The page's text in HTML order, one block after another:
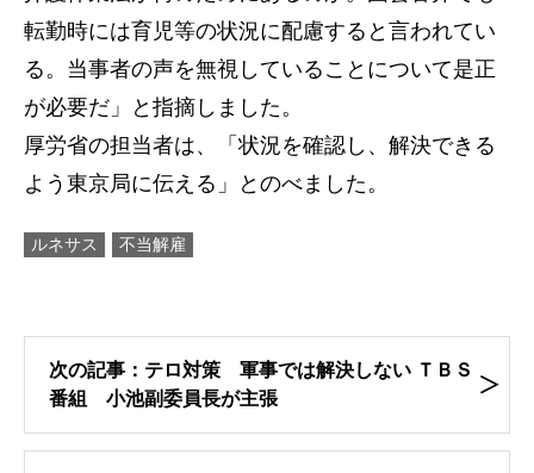
転勤時には育児等の状況に配慮すると言われてい
る。当事者の声を無視していることについて是正
が必要だ」と指摘しました。
厚労省の担当者は、「状況を確認し、解決できる
よう東京局に伝える」とのべました。
ルネサス 不当解雇
次の記事：テロ対策 軍事では解決しない ＴＢＳ
番組 小池副委員長が主張